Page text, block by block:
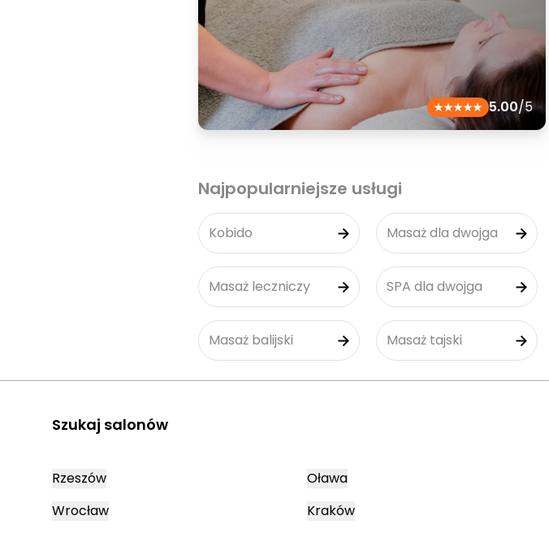
5.00/5
Najpopularniejsze usługi
Kobido Masaż dla dwojga
Masaż leczniczy SPA dla dwojga
Masaż balijski Masaż tajski
Szukaj salonów
Rzeszów
Wrocław
Oława
Kraków